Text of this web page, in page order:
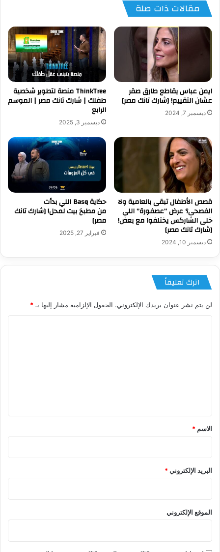
مقالات ذات صلة
ايمن عباس يقاطع طارق صقر
عشان التقييم! [شارك تانك مصر]
ديسمبر 7, 2024
ThinkTree منصة لتطوير شخصية
طفلك | شارك تانك مصر | الموسم
الرابع
ديسمبر 3, 2025
قصص الأطفال تبقى بالعامية ولا
الفصحى؟ عرض “عصفورة” اللي
خلى الشاركس يختلفوا مع بعض!
[شارك تانك مصر]
ديسمبر 10, 2024
حكاية Basq اللي بدأت
من مطبخ بيت لمحل! [شارك تانك
مصر]
فبراير 27, 2025
اترك تعليقاً
لن يتم نشر عنوان بريدك الإلكتروني. الحقول الإلزامية مشار إليها بـ *
*
الاسم *
البريد الإلكتروني*
الموقع الإلكتروني